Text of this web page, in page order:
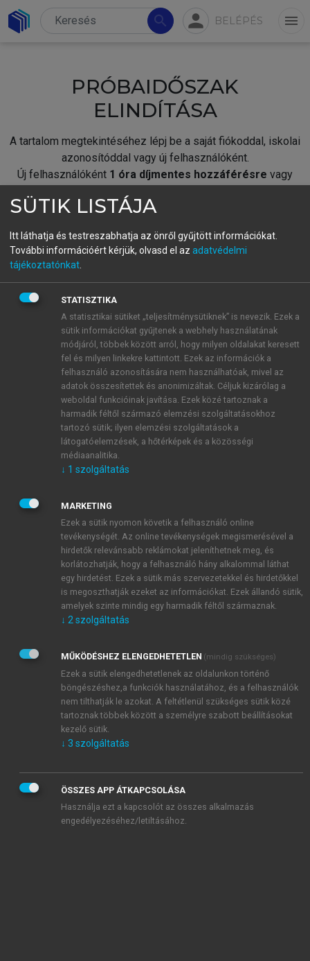
search person BELÉPÉS menu
PRÓBAIDŐSZAK
ELINDÍTÁSA
A tartalom megtekintéséhez lépj be a saját fiókoddal, iskolai
azonosítóddal vagy új felhasználóként.
Új felhasználóként 1 óra díjmentes hozzáférésre vagy
fiókoddal,vagy hozz létre új fiókot.
A regisztráció után apróbaidőszakautomatikusan
BELÉPÉS SAJÁT FIÓKKAL
ÚJ FIÓK LÉTREHOZÁSA
1 óra díjmentes hozzáférés
E-MAIL-CÍM
JELSZÓ
JELSZÓ ÚJRA
Kérek értesítést a MeRSZ újdonságairól, akcióiról.
Kérek értesítést az Akadémiai Kiadó Zrt. újdonságairól,
Adatkezelési tájékoztatóbanfoglaltakat tudomásul
veszem és elfogadom.
Általános vásárlási feltételeket, valamint a szotar.netés a
mersz.huoldalak licencszerződéseiben foglaltakat
tudomásul veszem és elfogadom.
KIPRÓBÁLOM
SÜTIK LISTÁJA
Itt láthatja és testreszabhatja az önről gyűjtött információkat.
További információért kérjük, olvasd el az adatvédelmi
tájékoztatónkat
STATISZTIKA
A statisztikai sütiket „teljesítménysütiknek” is nevezik. Ezek a
sütik információkat gyűjtenek a webhely használatának
módjáról, többek között arról, hogy milyen oldalakat keresett
fel és milyen linkekre kattintott. Ezek az információk a
felhasználó azonosítására nem használhatóak, mivel az
adatok összesítettek és anonimizáltak. Céljuk kizárólag a
weboldal funkcióinak javítása. Ezek közé tartoznak a
harmadik féltől származó elemzési szolgáltatásokhoz
tartozó sütik; ilyen elemzési szolgáltatások a
látogatóelemzések, a hőtérképek és a közösségi
médiaanalitika.
↓ 1 szolgáltatás
MARKETING
Ezek a sütik nyomon követik a felhasználó online
tevékenységét. Az online tevékenységek megismerésével a
hirdetők relevánsabb reklámokat jeleníthetnek meg, és
korlátozhatják, hogy a felhasználó hány alkalommal láthat
egy hirdetést. Ezek a sütik más szervezetekkel és hirdetőkkel
is megoszthatják ezeket az információkat. Ezek állandó sütik,
amelyek szinte mindig egy harmadik féltől származnak.
↓ 2 szolgáltatás
MŰKÖDÉSHEZ ELENGEDHETETLEN (mindig szükséges)
Ezek a sütik elengedhetetlenek az oldalunkon történő
böngészéshez,a funkciók használatához, és a felhasználók
nem tilthatják le azokat. A feltétlenül szükséges sütik közé
tartoznak többek között a személyre szabott beállításokat
kezelő sütik.
↓ 3 szolgáltatás
ÖSSZES APP ÁTKAPCSOLÁSA
Használja ezt a kapcsolót az összes alkalmazás
engedélyezéséhez/letiltásához.